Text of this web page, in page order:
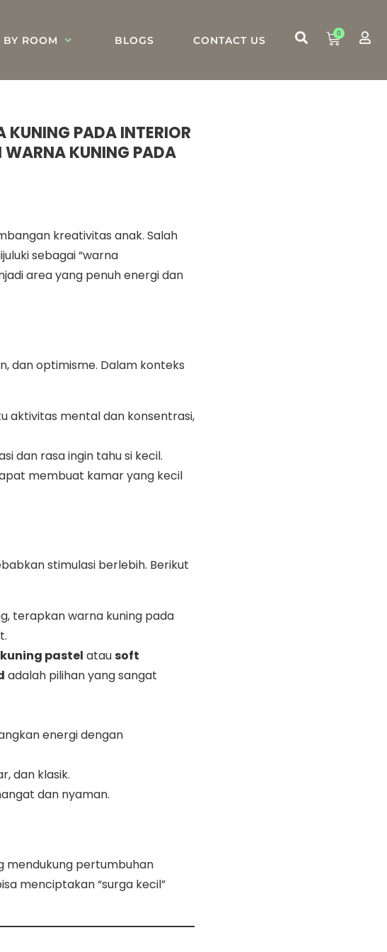
BY ROOM BLOGS CONTACT US
0
PADA INTERIOR
KUNING PADA
kreativitas anak. Salah
sebagai “warna
area yang penuh energi dan
dan optimisme. Dalam konteks
aktivitas mental dan konsentrasi,
dan rasa ingin tahu si kecil.
membuat kamar yang kecil
stimulasi berlebih. Berikut
terapkan warna kuning pada
kuning pastel atausoft
adalah pilihan yang sangat
energi dengan
dan klasik.
dan nyaman.
mendukung pertumbuhan
menciptakan “surga kecil”